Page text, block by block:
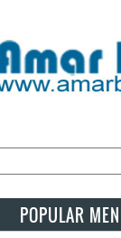
POPULAR